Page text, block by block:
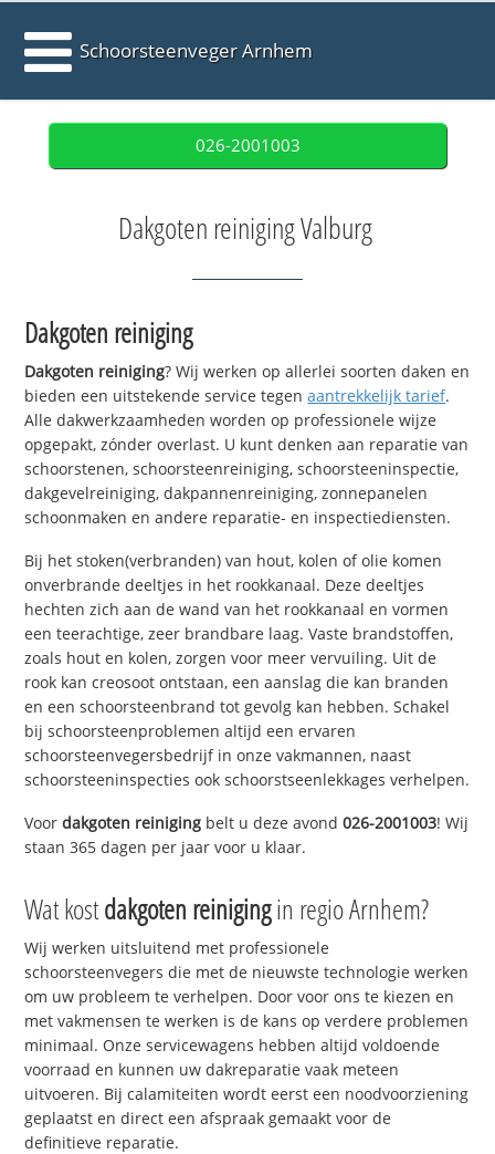
Schoorsteenveger Arnhem
026-2001003
Dakgoten reiniging Valburg
Dakgoten reiniging
Dakgoten reiniging? Wij werken op allerlei soorten daken en
bieden een uitstekende service tegenaantrekkelijk tarief.
Alle dakwerkzaamheden worden op professionele wijze
opgepakt, zónder overlast. U kunt denken aan reparatie van
schoorstenen, schoorsteenreiniging, schoorsteeninspectie,
dakgevelreiniging, dakpannenreiniging, zonnepanelen
schoonmaken en andere reparatie- en inspectiediensten.
Bij het stoken(verbranden) van hout, kolen of olie komen
onverbrande deeltjes in het rookkanaal. Deze deeltjes
hechten zich aan de wand van het rookkanaal en vormen
een teerachtige, zeer brandbare laag. Vaste brandstoffen,
zoals hout en kolen, zorgen voor meer vervuiling. Uit de
rook kan creosoot ontstaan, een aanslag die kan branden
en een schoorsteenbrand tot gevolg kan hebben. Schakel
bij schoorsteenproblemen altijd een ervaren
schoorsteenvegersbedrijf in onze vakmannen, naast
schoorsteeninspecties ook schoorstseenlekkages verhelpen.
Voordakgoten reiniging belt u deze avond026-2001003! Wij
staan 365 dagen per jaar voor u klaar.
Wat kostdakgoten reinigingin regio Arnhem?
Wij werken uitsluitend met professionele
schoorsteenvegers die met de nieuwste technologie werken
om uw probleem te verhelpen. Door voor ons te kiezen en
met vakmensen te werken is de kans op verdere problemen
minimaal. Onze servicewagens hebben altijd voldoende
voorraad en kunnen uw dakreparatie vaak meteen
uitvoeren. Bij calamiteiten wordt eerst een noodvoorziening
geplaatst en direct een afspraak gemaakt voor de
definitieve reparatie.